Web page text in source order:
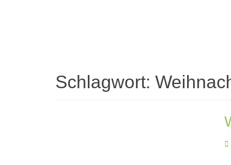
Schlagwort: